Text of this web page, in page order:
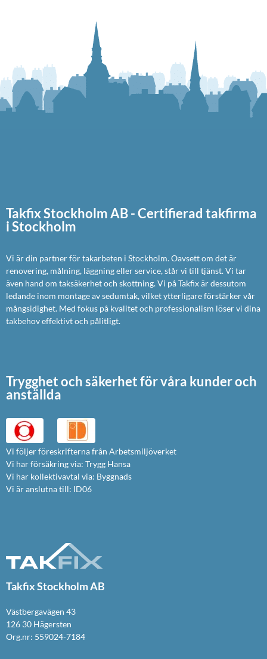
Takfix Stockholm AB - Certifierad takfirma
i Stockholm
Vi är din partner för takarbeten i Stockholm. Oavsett om det är
renovering, målning, läggning eller service, står vi till tjänst. Vi tar
även hand om taksäkerhet och skottning. Vi på Takfix är dessutom
ledande inom montage av sedumtak, vilket ytterligare förstärker vår
mångsidighet. Med fokus på kvalitet och professionalism löser vi dina
takbehov effektivt och pålitligt.
Trygghet och säkerhet för våra kunder och
anställda
Vi följer föreskrifterna från Arbetsmiljöverket
Vi har försäkring via: Trygg Hansa
Vi har kollektivavtal via: Byggnads
Vi är anslutna till: ID06
Takfix Stockholm AB
Västbergavägen 43
126 30 Hägersten
Org.nr: 559024-7184